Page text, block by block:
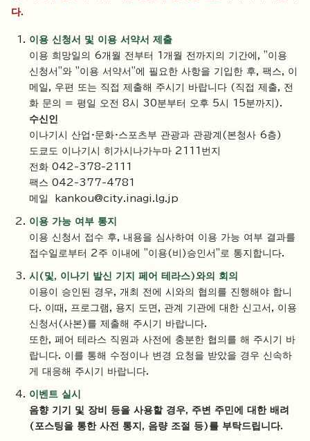
다.
이용 신청서 및 이용 서약서 제출
이용 희망일의 6개월 전부터 1개월 전까지의 기간에, "이용
신청서"와 "이용 서약서"에 필요한 사항을 기입한 후, 팩스, 이
메일, 우편 또는 직접 제출해 주시기 바랍니다 (직접 제출, 전
화 문의 = 평일 오전 8시 30분부터 오후 5시 15분까지).
수신인
이나기시 산업·문화·스포츠부 관광과 관광계(본청사 6층)
도쿄도 이나기시 히가시나가누마 2111번지
전화 042-378-2111
팩스 042-377-4781
메일 kankou@city.inagi.lg.jp
이용 가능 여부 통지
이용 신청서 접수 후, 내용을 심사하여 이용 가능 여부 결과를
접수일로부터 2주 이내에 "이용(비)승인서"로 통지합니다.
시(및, 이나기 발신 기지 페어 테라스)와의 회의
이용이 승인된 경우, 개최 전에 시와의 협의를 진행해야 합니
다. 이때, 프로그램, 용지 도면, 관계 기관에 대한 신고서, 이용
신청서(사본)를 제출해 주시기 바랍니다.
또한, 페어 테라스 직원과 사전에 충분한 협의를 해 주시기 바
랍니다. 이를 통해 수정이나 변경 요청을 받았을 경우 신속하
게 대응해 주시기 바랍니다.
이벤트 실시
음향 기기 및 장비 등을 사용할 경우, 주변 주민에 대한 배려
(포스팅을 통한 사전 통지, 음량 조절 등)를 부탁드립니다.